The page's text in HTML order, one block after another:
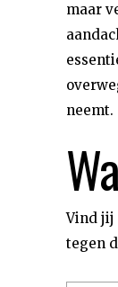
maar
neemt.
Vind jij
tegen